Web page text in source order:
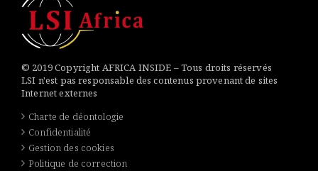
© 2019 Copyright AFRICA INSIDE – Tous droits réservés
LSI n'est pas responsable des contenus provenant de sites
Internet externes
Charte de déontologie
Confidentialité
Gestion des cookies
Politique de correction